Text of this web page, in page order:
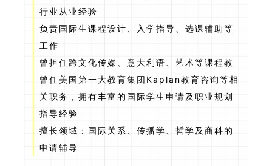
行业从业经验
负责国际生课程设计、入学指导、选课辅助等
工作
曾担任跨文化传媒、意大利语、艺术等课程教
曾任美国第一大教育集团Kaplan教育咨询等相
关职务，拥有丰富的国际学生申请及职业规划
指导经验
擅长领域：国际关系、传播学、哲学及商科的
申请辅导